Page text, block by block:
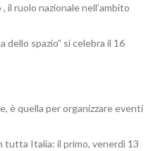
il ruolo nazionale nell’ambito
dello spazio” si celebra il 16
è quella per organizzare eventi
tutta Italia: il primo, venerdì 13